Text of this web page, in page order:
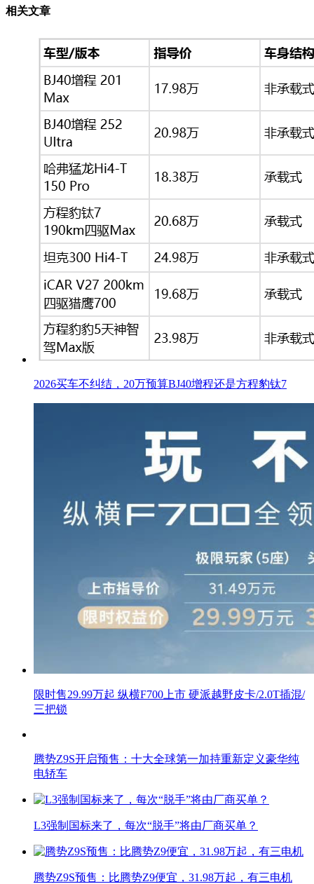
相关文章
2026买车不纠结，20万预算BJ40增程还是方程豹钛7
限时售29.99万起 纵横F700上市 硬派越野皮卡/2.0T插混/
三把锁
腾势Z9S开启预售：十大全球第一加持重新定义豪华纯
电轿车
L3强制国标来了，每次“脱手”将由厂商买单？
腾势Z9S预售：比腾势Z9便宜，31.98万起，有三电机